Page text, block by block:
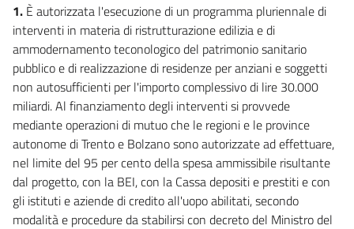
15
16
CAPO V
INTERVENTI IN FAVORE DEL
TERRITORIO, PER CALAMITÀ NATURALI
E IN MATERIA DI OPERE PUBBLICHE
17
18
CAPO VI
DISPOSIZIONI
IN MATERIA SANITARIA
19
1. È autorizzata l'esecuzione di un programma pluriennale di
interventi in materia di ristrutturazione edilizia e di
ammodernamento teconologico del patrimonio sanitario
pubblico e di realizzazione di residenze per anziani e soggetti
non autosufficienti per l'importo complessivo di lire 30.000
miliardi. Al finanziamento degli interventi si provvede
mediante operazioni di mutuo che le regioni e le province
autonome di Trento e Bolzano sono autorizzate ad effettuare,
nel limite del 95 per cento della spesa ammissibile risultante
dal progetto, con la BEI, con la Cassa depositi e prestiti e con
gli istituti e aziende di credito all'uopo abilitati, secondo
modalità e procedure da stabilirsi con decreto del Ministro del